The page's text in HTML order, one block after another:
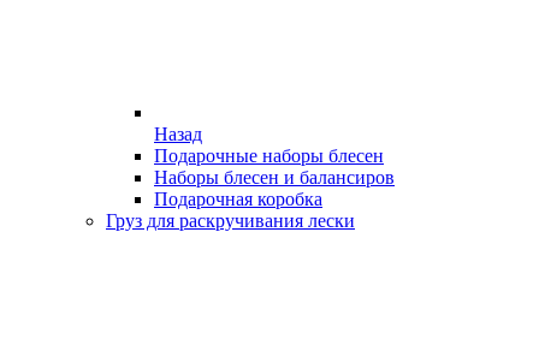
Назад
Подарочные наборы блесен
Наборы блесен и балансиров
Подарочная коробка
Груз для раскручивания лески